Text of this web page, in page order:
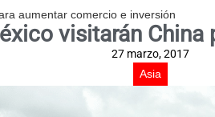
aumentar comercio e inversión
visitarán
27 marzo, 2017
Asia